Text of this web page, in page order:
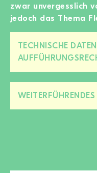
zwar unvergesslich
jedoch das Thema
TECHNISCHE
WEITERFÜHRENDES